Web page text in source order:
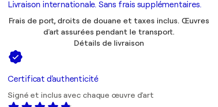
Livraison internationale. Sans frais supplémentaires.
Frais de port, droits de douane et taxes inclus. Œuvres
d'art assurées pendant le transport.
Détails de livraison
Certificat d'authenticité
Signé et inclus avec chaque œuvre d'art